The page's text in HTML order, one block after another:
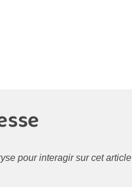
pour interagir sur cet article